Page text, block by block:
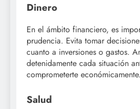
Dinero
En el ámbito financiero, es
prudencia. Evita tomar
cuanto a inversiones o gastos.
detenidamente cada situación
comprometerte económicamente.
Salud